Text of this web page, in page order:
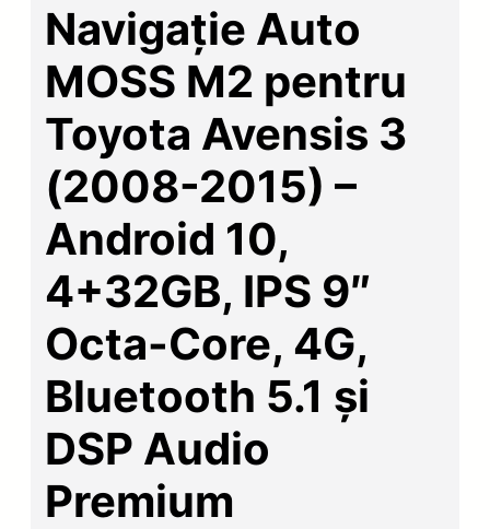
Navigație Auto
MOSS M2 pentru
Toyota Avensis 3
(2008-2015) –
Android 10,
4+32GB, IPS 9″
Octa-Core, 4G,
Bluetooth 5.1 și
DSP Audio
Premium